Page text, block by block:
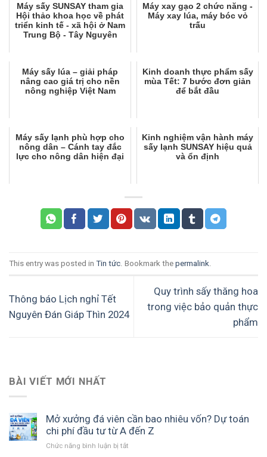
Máy sấy SUNSAY tham gia
Hội thảo khoa học về phát
triển kinh tế - xã hội ở Nam
Trung Bộ - Tây Nguyên
Máy xay gạo 2 chức năng -
Máy xay lúa, máy bóc vỏ
trấu
Máy sấy lúa – giải pháp
nâng cao giá trị cho nền
nông nghiệp Việt Nam
Kinh doanh thực phẩm sấy
mùa Tết: 7 bước đơn giản
để bắt đầu
Máy sấy lạnh phù hợp cho
nông dân – Cánh tay đắc
lực cho nông dân hiện đại
Kinh nghiệm vận hành máy
sấy lạnh SUNSAY hiệu quả
và ổn định
This entry was posted in Tin tức . Bookmark the permalink
Thông báo Lịch nghỉ Tết
Nguyên Đán Giáp Thìn 2024
Quy trình sấy thăng hoa
trong việc bảo quản thực
phẩm
BÀI VIẾT MỚI NHẤT
Mở xưởng đá viên cần bao nhiêu vốn? Dự toán
chi phí đầu tư từ A đến Z
Chức năng bình luận bị tắt